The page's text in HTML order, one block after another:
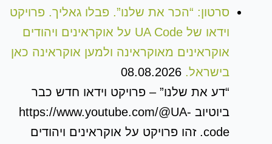
סרטון: “הכר את שלנו”. פבלו גאליך. פרויקט
וידאו של UA Code על אוקראינים ויהודים
אוקראינים מאוקראינה ולמען אוקראינה כאן
בישראל. 08.08.2026
“דע את שלנו” – פרויקט וידאו חדש כבר
ביוטיוב https://www.youtube.com/@UA-
code. זהו פרויקט על אוקראינים ויהודים